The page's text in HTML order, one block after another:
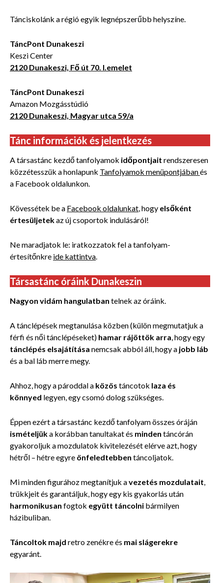
Tánciskolánk a régió egyik legnépszerűbb helyszíne.
TáncPont Dunakeszi
Keszi Center
2120 Dunakeszi, Fő út 70. I.emelet
TáncPont Dunakeszi
Amazon Mozgásstúdió
2120 Dunakeszi, Magyar utca 59/a
Tánc információk és jelentkezés
A társastánc kezdő tanfolyamok időpontjait rendszeresen
közzétesszük a honlapunk Tanfolyamok menüpontjábanés
a Facebook oldalunkon.
Kövessétek be a Facebook oldalunkat, hogy elsőként
értesüljetekaz új csoportok indulásáról!
Ne maradjatok le: iratkozzatok fel a tanfolyam-
értesítőnkre ide kattintva.
Társastánc óráink Dunakeszin
Nagyon vidám hangulatban telnek az óráink.
A tánclépések megtanulása közben (külön megmutatjuk a
férfi és női tánclépéseket) hamar rájöttök arra, hogy egy
tánclépés elsajátítása nemcsak abból áll, hogy a jobb láb
és a bal láb merre megy.
Ahhoz, hogy a pároddal a közös táncotok laza és
könnyed legyen, egy csomó dolog szükséges.
Éppen ezért a társastánc kezdő tanfolyam összes óráján
ismételjüka korábban tanultakat és minden táncórán
gyakoroljuk a mozdulatok kivitelezését elérve azt, hogy
hétről – hétre egyre önfeledtebben táncoljatok.
Mi minden figurához megtanítjuk avezetés mozdulatait,
trükkjeit és garantáljuk, hogy egy kis gyakorlás után
harmonikusan fogtok együtt táncolni bármilyen
házibuliban.
Táncoltok majd retro zenékre és mai slágerekre
egyaránt.